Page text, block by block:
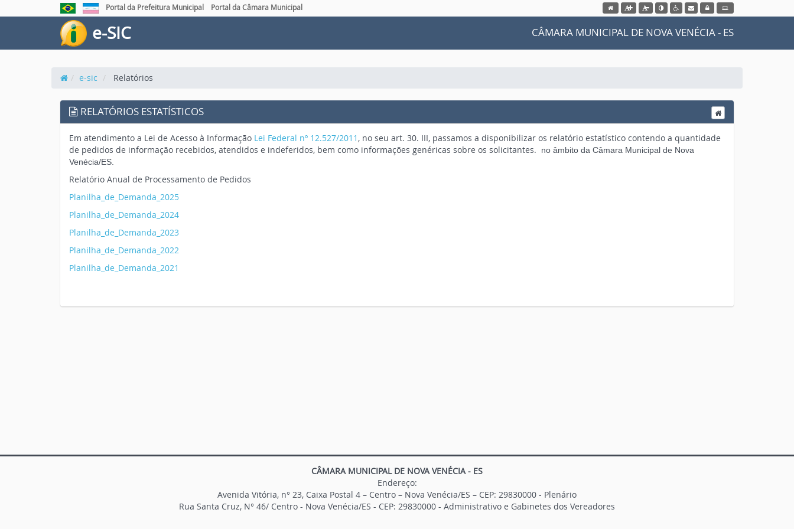
Portal da Prefeitura Municipal Portal da Câmara Municipal
e-SIC CÂMARA MUNICIPAL DE NOVA VENÉCIA - ES
e-sic Relatórios
RELATÓRIOS ESTATÍSTICOS
Em atendimento a Lei de Acesso à Informação Lei Federal nº 12.527/2011 , no seu art. 30. III, passamos a disponibilizar os relatório estatístico contendo a quantidade
de pedidos de informação recebidos, atendidos e indeferidos, bem como informações genéricas sobre os solicitantes.
no âmbito da Câmara Municipal de Nova
Venécia/ES
Relatório Anual de Processamento de Pedidos
Planilha_de_Demanda_2025
Planilha_de_Demanda_2024
Planilha_de_Demanda_2023
Planilha_de_Demanda_2022
Planilha_de_Demanda_2021
CÂMARA MUNICIPAL DE NOVA VENÉCIA - ES
Endereço:
Avenida Vitória, n° 23, Caixa Postal 4 – Centro – Nova Venécia/ES – CEP: 29830000 - Plenário
Rua Santa Cruz, N° 46/ Centro - Nova Venécia/ES - CEP: 29830000 - Administrativo e Gabinetes dos Vereadores